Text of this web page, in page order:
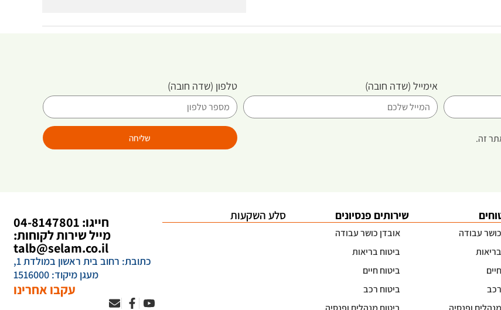
אימייל (שדה חובה) טלפון (שדה חובה)
זה. שליחה
עבודה
שירותים פנסיונים
אובדן כושר עבודה
ביטוח בריאות
ביטוח חיים
ביטוח רכב
סלע השקעות חייגו: 04-8147801
מייל שירות לקוחות:
talb@selam.co.il
כתובת: רחוב בית ראשון במולדת 1,
מעגן מיקוד: 1516000
עקבו אחרינו